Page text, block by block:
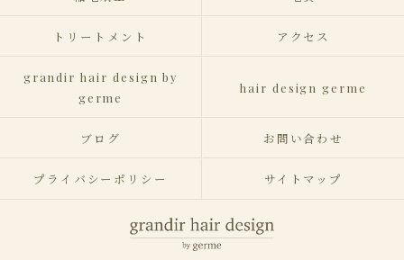
トリートメント アクセス
grandir hair design by
germe
hair design germe
ブログ お問い合わせ
プライバシーポリシー サイトマップ